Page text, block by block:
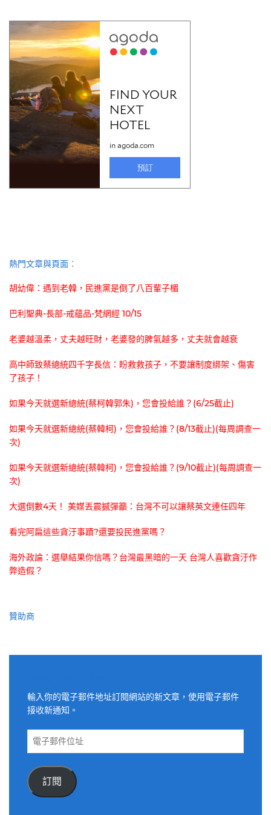
熱門文章與頁面︰
胡幼偉：遇到老韓，民進黨是倒了八百輩子楣
巴利聖典-長部-戒蘊品-梵網經 10/15
老婆越溫柔，丈夫越旺財，老婆發的脾氣越多，丈夫就會越衰
高中師致蔡總統四千字長信：盼救救孩子，不要讓制度綁架、傷害
了孩子！
如果今天就選新總統(蔡柯韓郭朱)，您會投給誰？(6/25截止)
如果今天就選新總統(蔡韓柯)，您會投給誰？(8/13截止)(每周調查一
次)
如果今天就選新總統(蔡韓柯)，您會投給誰？(9/10截止)(每周調查一
次)
大選倒數4天！ 美媒丟震撼彈籲：台灣不可以讓蔡英文連任四年
看完阿扁這些貪汙事蹟?還要投民進黨嗎？
海外政論：選舉結果你信嗎？台灣最黑暗的一天 台灣人喜歡貪汙作
弊造假？
贊助商
輸入你的電子郵件地址訂閱網站的新文章，使用電子郵件
接收新通知。
電
件
位
訂閱